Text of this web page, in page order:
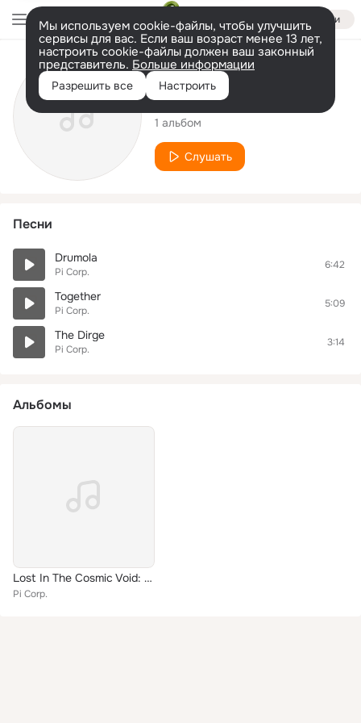
Войти
Мы используем cookie-файлы, чтобы улучшить
сервисы для вас. Если ваш возраст менее 13 лет,
настроить cookie-файлы должен ваш законный
представитель. Больше информации
Разрешить все Настроить
Исполнитель
Pi Corp.
1 альбом
Слушать
Песни
Drumola
Pi Corp.
6:42
Together
Pi Corp.
5:09
The Dirge
Pi Corp.
3:14
Альбомы
Lost In The Cosmic Void: The Original Pi Corp. Tapes From 1973 - 1976
Pi Corp.